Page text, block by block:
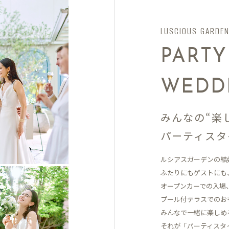
LUSCIOUS GARDEN
みんなの“楽
パーティス
ルシアスガーデンの
ふたりにもゲストにも
オープンカーでの入
プール付テラスでのお
みんなで一緒に楽し
それが「パーティス